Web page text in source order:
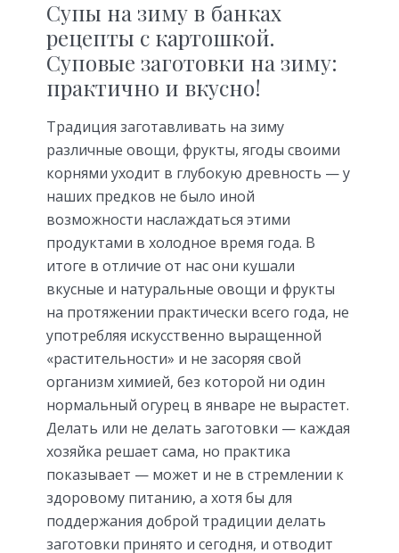
Супы на зиму в банках
рецепты с картошкой.
Суповые заготовки на зиму:
практично и вкусно!
Традиция заготавливать на зиму
различные овощи, фрукты, ягоды своими
корнями уходит в глубокую древность — у
наших предков не было иной
возможности наслаждаться этими
продуктами в холодное время года. В
итоге в отличие от нас они кушали
вкусные и натуральные овощи и фрукты
на протяжении практически всего года, не
употребляя искусственно выращенной
«растительности» и не засоряя свой
организм химией, без которой ни один
нормальный огурец в январе не вырастет.
Делать или не делать заготовки — каждая
хозяйка решает сама, но практика
показывает — может и не в стремлении к
здоровому питанию, а хотя бы для
поддержания доброй традиции делать
заготовки принято и сегодня, и отводит